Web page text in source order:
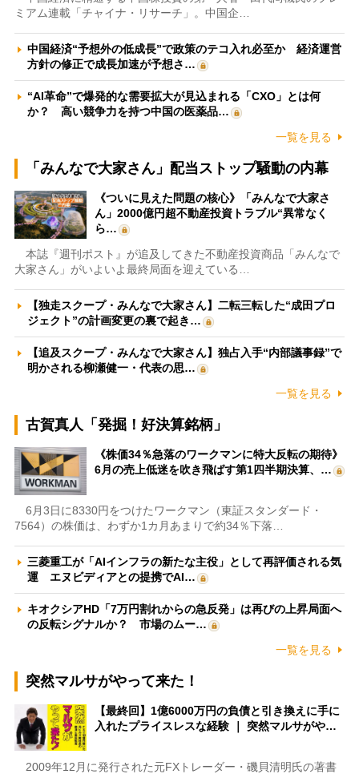
ミアム連載「チャイナ・リサーチ」。中国企…
中国経済“予想外の低成長”で政策のテコ入れ必至か 経済運営
方針の修正で成長加速が予想さ…
“AI革命”で爆発的な需要拡大が見込まれる「CXO」とは何
か？ 高い競争力を持つ中国の医薬品…
一覧を見る
「みんなで大家さん」配当ストップ騒動の内幕
《ついに見えた問題の核心》「みんなで大家さ
ん」2000億円超不動産投資トラブル“異常なく
ら…
本誌『週刊ポスト』が追及してきた不動産投資商品「みんなで
大家さん」がいよいよ最終局面を迎えている…
【独走スクープ・みんなで大家さん】二転三転した“成田プロ
ジェクト”の計画変更の裏で起き…
【追及スクープ・みんなで大家さん】独占入手“内部議事録”で
明かされる柳瀬健一・代表の思…
一覧を見る
古賀真人「発掘！好決算銘柄」
《株価34％急落のワークマンに特大反転の期待》
6月の売上低迷を吹き飛ばす第1四半期決算、…
6月3日に8330円をつけたワークマン（東証スタンダード・
7564）の株価は、わずか1カ月あまりで約34％下落…
三菱重工が「AIインフラの新たな主役」として再評価される気
運 エヌビディアとの提携でAI…
キオクシアHD「7万円割れからの急反発」は再びの上昇局面へ
の反転シグナルか？ 市場のムー…
一覧を見る
突然マルサがやって来た！
【最終回】1億6000万円の負債と引き換えに手に
入れたプライスレスな経験 ｜ 突然マルサがや…
2009年12月に発行された元FXトレーダー・磯貝清明氏の著書